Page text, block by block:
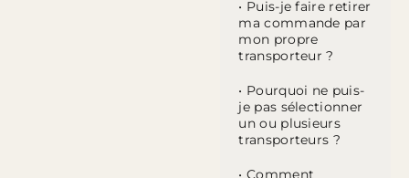
• Puis-je faire retirer
ma commande par
mon propre
transporteur ?
• Pourquoi ne puis-
je pas sélectionner
un ou plusieurs
transporteurs ?
• Comment